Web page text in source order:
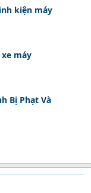
kiện máy
máy
Bị Phạt Và